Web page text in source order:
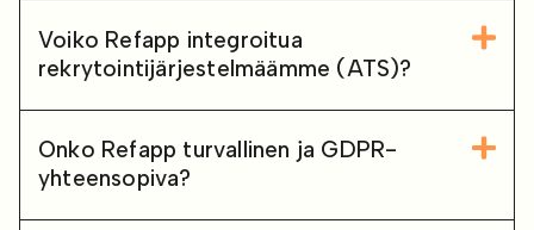
Voiko Refapp integroitua
rekrytointijärjestelmäämme (ATS)?
Onko Refapp turvallinen ja GDPR-
yhteensopiva?